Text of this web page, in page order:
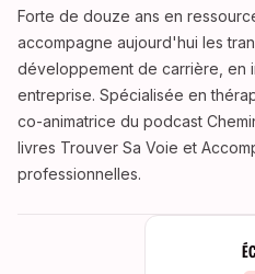
Forte de douze ans en
accompagne aujourd'hui les
développement de carrière, en
entreprise. Spécialisée en
co-animatrice du podcast
livres Trouver Sa Voie et
professionnelles.